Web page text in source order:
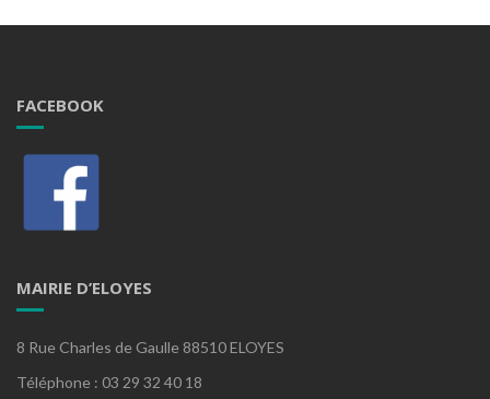
FACEBOOK
MAIRIE D’ELOYES
8 Rue Charles de Gaulle 88510 ELOYES
Téléphone : 03 29 32 40 18